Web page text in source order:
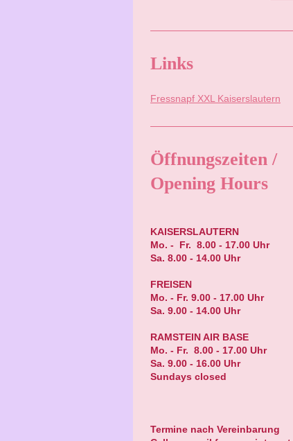
Links
Fressnapf XXL Kaiserslautern
Öffnungszeiten /
Opening Hours
KAISERSLAUTERN
Mo. - Fr. 8.00 - 17.00 Uhr
Sa. 8.00 - 14.00 Uhr
FREISEN
Mo. - Fr. 9.00 - 17.00 Uhr
Sa. 9.00 - 14.00 Uhr
RAMSTEIN AIR BASE
Mo. - Fr. 8.00 - 17.00 Uhr
Sa. 9.00 - 16.00 Uhr
Sundays closed
Termine nach Vereinbarung